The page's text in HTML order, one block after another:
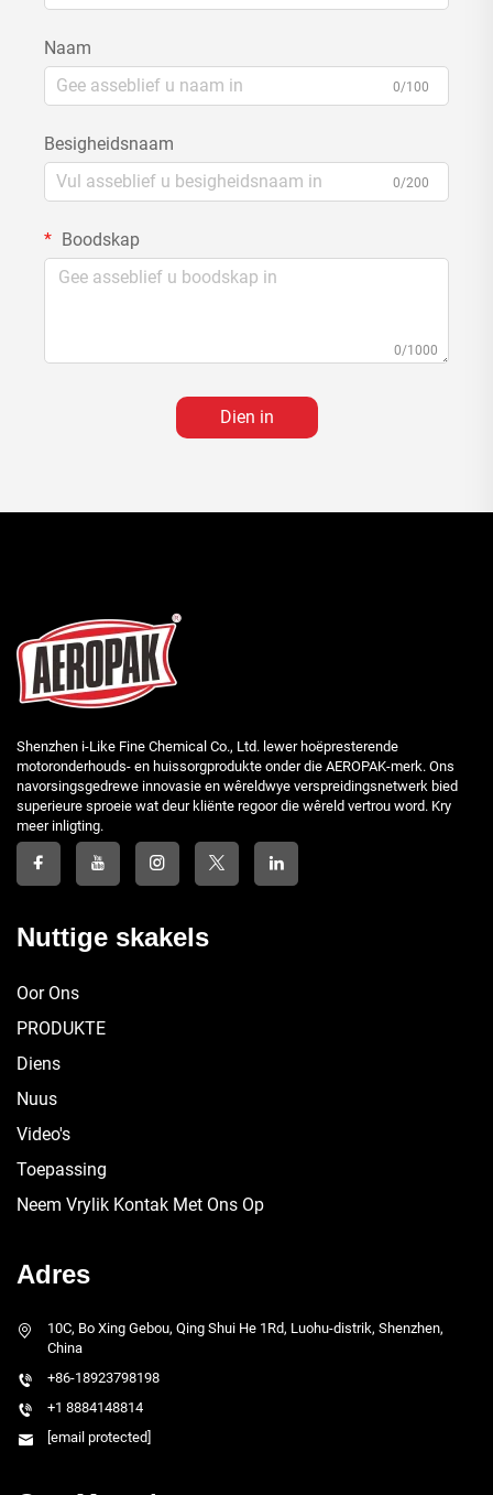
Naam
0/100
Besigheidsnaam
0/200
Boodskap
0/1000
Dien in
Shenzhen i-Like Fine Chemical Co., Ltd. lewer hoëpresterende
motoronderhouds- en huissorgprodukte onder die AEROPAK-merk. Ons
navorsingsgedrewe innovasie en wêreldwye verspreidingsnetwerk bied
superieure sproeie wat deur kliënte regoor die wêreld vertrou word. Kry
meer inligting.
Nuttige skakels
Oor Ons
PRODUKTE
Diens
Nuus
Video's
Toepassing
Neem Vrylik Kontak Met Ons Op
Adres
10C, Bo Xing Gebou, Qing Shui He 1Rd, Luohu-distrik, Shenzhen,
China
+86-18923798198
+1 8884148814
[email protected]